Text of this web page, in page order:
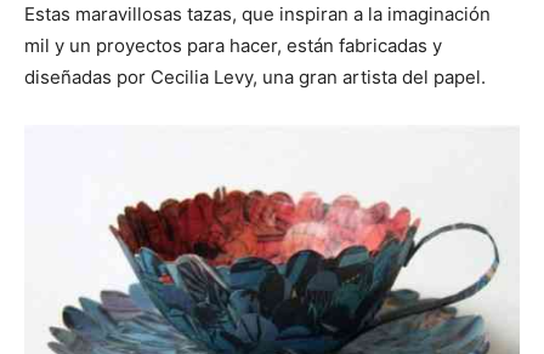
Estas maravillosas tazas, que inspiran a la imaginación
mil y un proyectos para hacer, están fabricadas y
diseñadas por Cecilia Levy, una gran artista del papel.